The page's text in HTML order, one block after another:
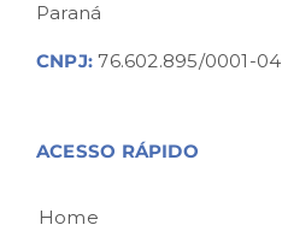
Paraná
CNPJ: 76.602.895/0001-04
ACESSO RÁPIDO
Home